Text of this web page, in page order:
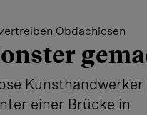
Obdachlosen
Kunsthandwerker
einer Brücke in